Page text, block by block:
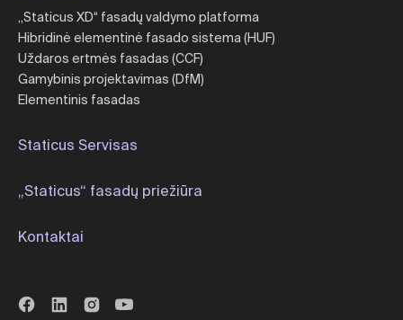
„Staticus XD“ fasadų valdymo platforma
Hibridinė elementinė fasado sistema (HUF)
Uždaros ertmės fasadas (CCF)
Gamybinis projektavimas (DfM)
Elementinis fasadas
Staticus Servisas
„Staticus“ fasadų priežiūra
Kontaktai